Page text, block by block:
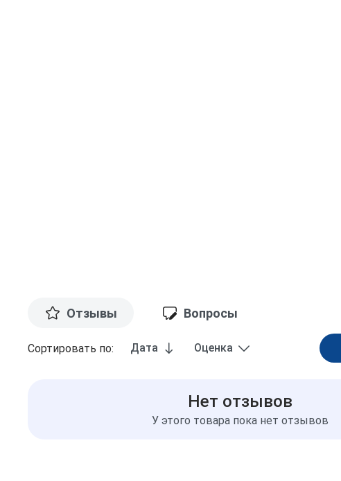
Отзывы Вопросы
Сортировать по: Дата Оценка
Нет отзывов
У этого товара пока нет отзывов